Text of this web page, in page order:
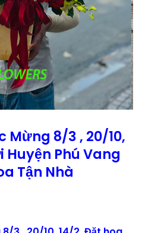
Mừng 8/3 , 20/10,
Phú Vang
Tận Nhà